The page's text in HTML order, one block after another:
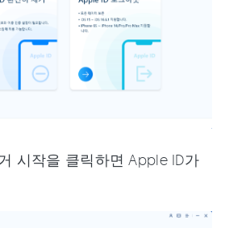
시작을 클릭하면 Apple ID가